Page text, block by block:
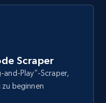
Scraper
and-Play”-Scraper,
beginnen